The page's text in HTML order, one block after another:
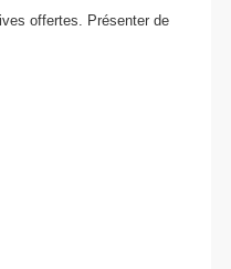
offertes. Présenter de